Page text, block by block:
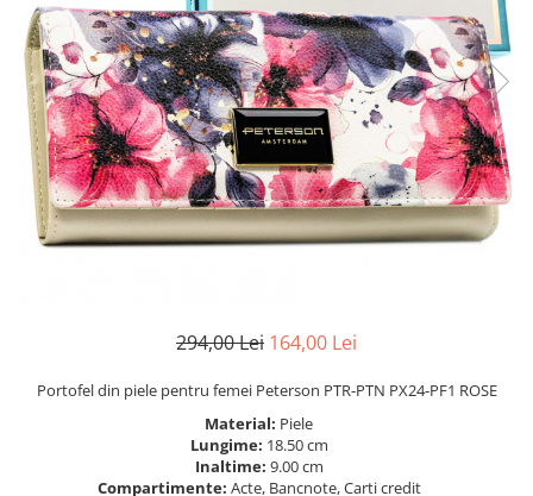
294,00 Lei 164,00 Lei
Portofel din piele pentru femei Peterson PTR-PTN PX24-PF1 ROSE
Material: Piele
Lungime: 18.50 cm
Inaltime: 9.00 cm
Compartimente: Acte, Bancnote, Carti credit